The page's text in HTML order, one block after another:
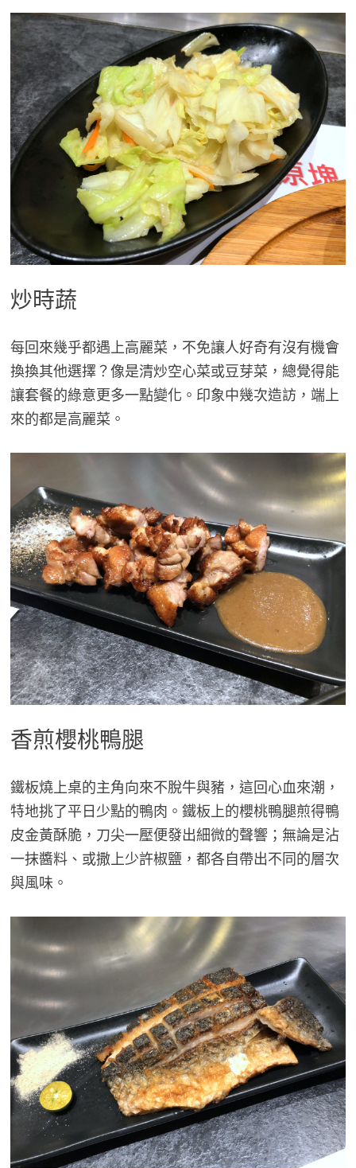
炒時蔬
每回來幾乎都遇上高麗菜，不免讓人好奇有沒有機會
換換其他選擇？像是清炒空心菜或豆芽菜，總覺得能
讓套餐的綠意更多一點變化。印象中幾次造訪，端上
來的都是高麗菜。
香煎櫻桃鴨腿
鐵板燒上桌的主角向來不脫牛與豬，這回心血來潮，
特地挑了平日少點的鴨肉。鐵板上的櫻桃鴨腿煎得鴨
皮金黃酥脆，刀尖一壓便發出細微的聲響；無論是沾
一抹醬料、或撒上少許椒鹽，都各自帶出不同的層次
與風味。